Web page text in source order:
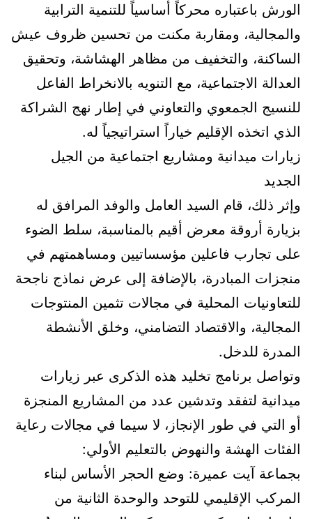
الورش باعتباره محركاً أساسياً للتنمية الترابية
والمجالية، ومقاربة مكنت من تحسين ظروف عيش
الساكنة، والتخفيف من مظاهر الهشاشة، وتحقيق
العدالة الاجتماعية، مع التنويه بالانخراط الفاعل
للنسيج الجمعوي والتعاوني في إطار نهج الشراكة
الذي اتخذه الإقليم خياراً استراتيجياً له.
زيارات ميدانية ومشاريع اجتماعية من الجيل
الجديد
وإثر ذلك، قام السيد العامل والوفد المرافق له
بزيارة أروقة معرض أقيم بالمناسبة، سلط الضوء
على تجارب فاعلين مؤسساتيين ومساهمتهم في
منجزات المبادرة، بالإضافة إلى عرض نماذج ناجحة
للتعاونيات المحلية في مجالات تثمين المنتوجات
المجالية، والاقتصاد التضامني، وخلق الأنشطة
المدرة للدخل.
وتواصل برنامج تخليد هذه الذكرى عبر زيارات
ميدانية لتفقد وتدشين عدد من المشاريع المنجزة
أو التي في طور الإنجاز، لا سيما في مجالات رعاية
الفئات الهشة والنهوض بالتعليم الأولي:
بجماعة آيت عميرة: وضع الحجر الأساس لبناء
المركب الإقليمي للتوحد والوحدة الثانية من